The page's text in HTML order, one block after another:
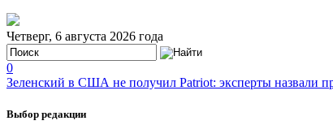
Четверг, 6 августа 2026 года
0
Зеленский в США не получил Patriot: эксперты назвали
Выбор редакции